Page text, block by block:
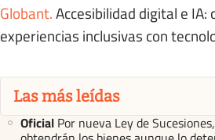
Globant.Accesibilidad digital e IA:
experiencias inclusivas con
Las más leídas
Oficial Por nueva Ley de